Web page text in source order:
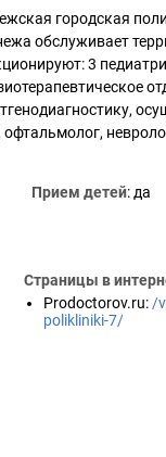
городская
обслуживает
3
Прием детей: да
Страницы в
Prodoctorov.ru: /
polikliniki-7/